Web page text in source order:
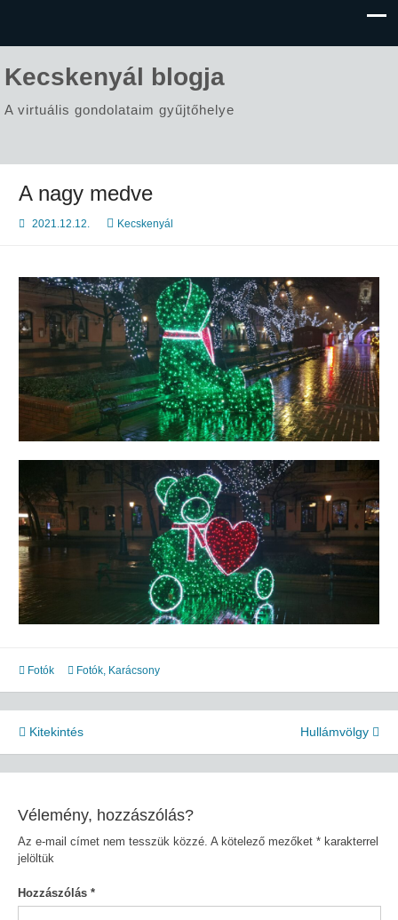
Kecskenyál blogja
A virtuális gondolataim gyűjtőhelye
A nagy medve
2021.12.12. Kecskenyál
Fotók Fotók, Karácsony
Bejegyzés
navigáció
Kitekintés Hullámvölgy
Vélemény, hozzászólás?
Az e-mail címet nem tesszük közzé. A kötelező mezőket *karakterrel
jelöltük
Hozzászólás *